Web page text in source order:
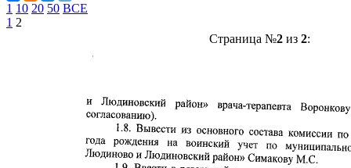
1 10 20 50 ВСЕ
1 2
Страница №2из 2: